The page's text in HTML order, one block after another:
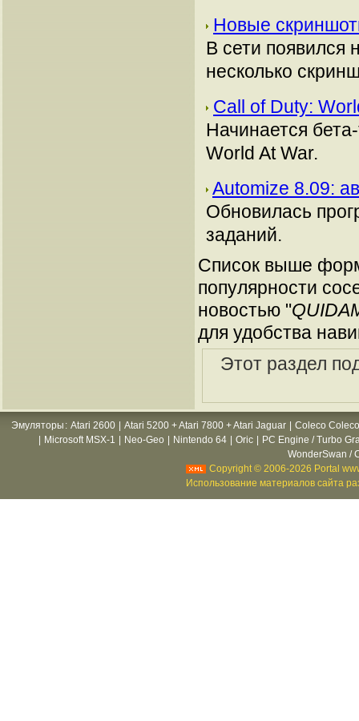
Новые
В сети появился
несколько
Call of Duty:
Начинается
World At War.
Automize 8.09:
Обновилась
заданий.
Список выше
популярности
новостью "
для удобства
Этот раздел
Эмуляторы : Atari 2600 Atari 5200 + Atari 7800 + Atari Jaguar
Coleco
Microsoft MSX-1 Neo-Geo Nintendo 64 Oric
PC Engine / Turbo
WonderSwan /
Copyright © 2006-2026 Portal
Использование материалов сайта